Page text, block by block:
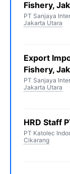
Fishery,
PT Sanjaya
Jakarta Utara
Export
Fishery,
PT Sanjaya
Jakarta Utara
HRD Staff
PT Katolec
Cikarang